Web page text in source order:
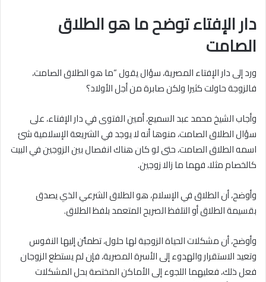
دار الإفتاء توضح ما هو الطلاق
الصامت
ورد إلى دار الإفتاء المصرية، سؤال يقول “ما هو الطلاق الصامت،
فالزوجة حاولت كثيرا ولكن صابرة من أجل الأولاد؟
وأجاب الشيخ محمد عبد السميع، أمين الفتوى في دار الإفتاء، على
سؤال الطلاق الصامت، منوها أنه لا يوجد في الشريعة الإسلامية شئ
اسمه الطلاق الصامت، حتى لو كان هناك انفصال بين الزوجين في البيت
كالخصام مثلا، فهما ما زالا زوجين.
وأوضح، أن الطلاق في الإسلام، هو الطلاق الشرعي الذي يصدق
بقسيمة الطلاق أو التلفظ الصريح المتعمد بلفظ الطلاق.
وأوضح، أن مشكلات الحياة الزوجية لها حلول، تطمئن إليها النفوس
وتعيد الاستقرار والهدوء إلى الأسرة المصرية، فإن لم يستطع الزوجان
فعل ذلك، فعليهما اللجوء إلى الأماكن المختصة بحل المشكلات